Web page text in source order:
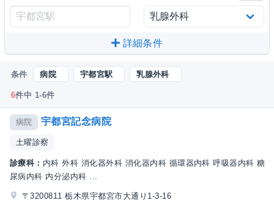
詳細条件
条件 病院 宇都宮駅 乳腺外科
6件中 1-6件
病院 宇都宮記念病院
土曜診察
診療科： 内科 外科 消化器外科 消化器内科 循環器内科 呼吸器内科 糖
尿病内科 内分泌内科 ...
〒3200811 栃木県宇都宮市大通り1-3-16